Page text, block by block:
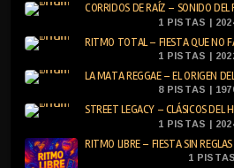
CORRIDOS DE RAÍZ – SONIDO DEL
1 PISTAS |
RITMO TOTAL – FIESTA QUE NO
1 PISTAS |
LA MATA REGGAE – EL ORIGEN
8 PISTAS |
STREET LEGACY – CLÁSICOS DEL
1 PISTAS |
RITMO LIBRE – FIESTA SIN REGLAS
1